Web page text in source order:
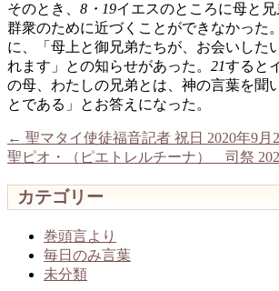
そのとき、 8・19イエスのところに母と兄
群衆のために近づくことができなかった。
に、「母上と御兄弟たちが、お会いした
れます」との知らせがあった。 21すると
の母、わたしの兄弟とは、神の言葉を聞
とである」とお答えになった。
← 聖マタイ使徒福音記者 祝日 2020年9月
聖ピオ・（ピエトレルチーナ） 司祭
カテゴリー
巻頭言より
毎日のみ言葉
未分類